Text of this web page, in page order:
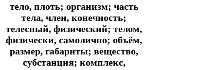
тело, плоть; организм; часть
тела, член, конечность;
телесный, физический; телом,
физически, самолично; объём,
размер, габариты; вещество,
субстанция; комплекс,